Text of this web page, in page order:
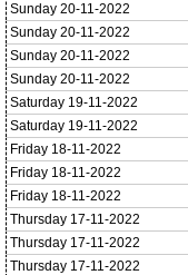
Sunday 20-11-2022
Sunday 20-11-2022
Sunday 20-11-2022
Sunday 20-11-2022
Saturday 19-11-2022
Saturday 19-11-2022
Friday 18-11-2022
Friday 18-11-2022
Friday 18-11-2022
Thursday 17-11-2022
Thursday 17-11-2022
Thursday 17-11-2022